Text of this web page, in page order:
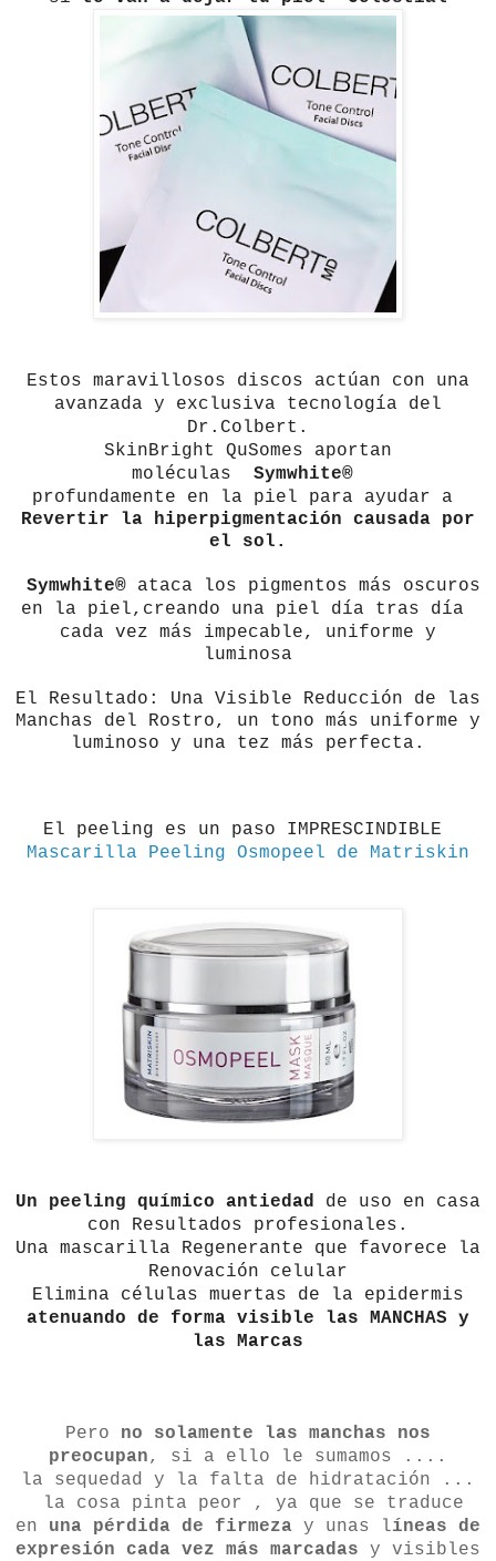
Estos maravillosos discos actúan con una
avanzada y exclusiva tecnología del
Dr.Colbert.
SkinBright QuSomes aportan
moléculas
Symwhite®
profundamente en la piel para ayudar a
Revertir la hiperpigmentación causada por
el sol.
Symwhite® ataca los pigmentos más oscuros
en la piel,creando una piel día tras día
cada vez más impecable, uniforme y
luminosa
El Resultado: Una Visible Reducción de las
Manchas del Rostro, un tono más uniforme y
luminoso y una tez más perfecta.
El peeling es un paso IMPRESCINDIBLE
Mascarilla Peeling Osmopeel de Matriskin
Un peeling químico antiedad de uso en casa
con Resultados profesionales.
Una mascarilla Regenerante que favorece la
Renovación celular
Elimina células muertas de la epidermis
atenuando de forma visible las MANCHAS y
las Marcas
Pero no solamente las manchas nos
preocupan, si a ello le sumamos ....
la sequedad y la falta de hidratación ...
la cosa pinta peor , ya que se traduce
en una pérdida de firmeza y unas líneas de
expresión cada vez más marcadas y visibles